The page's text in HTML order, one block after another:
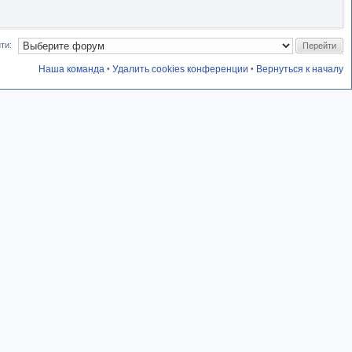
• Вернуться к началу
• Удалить cookies конференции
Наша команда